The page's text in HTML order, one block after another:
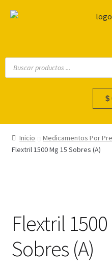
$
Inicio Medicamentos Por
Flextril 1500 Mg 15 Sobres (A)
Flextril
Sobres (A)